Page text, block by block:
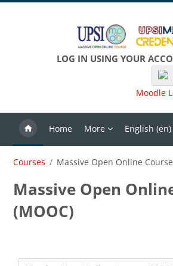
LOG IN USING YOUR
Moodle
Home More English ‎(en)‎
Courses Massive Open Online
Massive Open
(MOOC)